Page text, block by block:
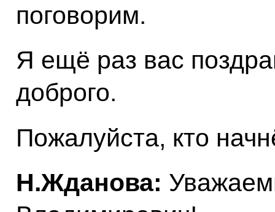
поговорим.
Я ещё раз вас
доброго.
Пожалуйста, кто
Н.Жданова: